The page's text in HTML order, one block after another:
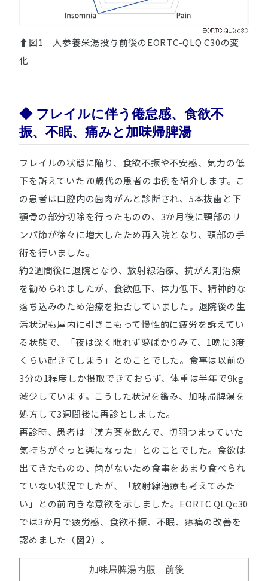
⬆図1 人参養栄湯投与前後のEORTC-QLQ C30の変
化
◆ フレイルに伴う倦怠感、食欲不
振、不眠、痛みと加味帰脾湯
フレイルの状態に陥り、食欲不振や不安感、気力の低
下を訴えていた70歳代の患者の事例を紹介します。こ
の患者は口腔内の歯肉がんと診断され、5本抜歯と下
顎骨の部分切除を行ったものの、3か月後に頸部のリ
ンパ節が徐々に増大したため再入院となり、頸部の手
術を行いました。
約2週間後に退院となり、放射線治療、抗がん剤治療
を勧められましたが、食欲低下、体力低下、精神的な
落ち込みのため治療を拒否していました。退院後の生
活状況も屋内に引きこもって慢性的に疲労を訴えてい
る状態で、「夜は深く眠れず夢ばかりみて、1晩に3度
くらい起きてしまう」とのことでした。食事は以前の
3分の1程度しか摂取できておらず、体重は半年で9kg
減少しています。こうした状況を鑑み、加味帰脾湯を
処方して3週間後に再診としました。
再診時、患者は「漢方薬を飲んで、切羽つまっていた
気持ちがぐっと楽になった」とのことでした。食欲は
出てきたものの、歯がないため食事をあまり食べられ
ていない状況でしたが、「放射線治療も考えてみた
い」との前向きな意欲を示しました。EORTC QLQc30
では3か月で疲労感、食欲不振、不眠、疼痛の改善を
認めました（図2）。